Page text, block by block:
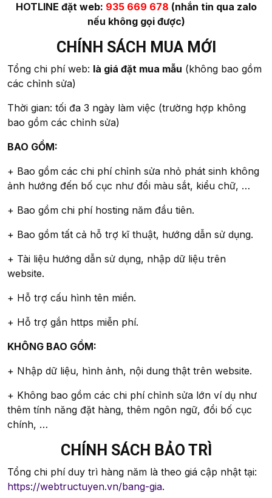
HOTLINE đặt web: 935 669 678 (nhắn tin qua zalo
nếu không gọi được)
CHÍNH SÁCH MUA MỚI
Tổng chi phí web: là giá đặt mua mẫu (không bao gồm
các chỉnh sửa)
Thời gian: tối đa 3 ngày làm việc (trường hợp không
bao gồm các chỉnh sửa)
BAO GỒM:
+ Bao gồm các chi phí chỉnh sửa nhỏ phát sinh không
ảnh hướng đến bố cục như đổi màu sắt, kiểu chữ, …
+ Bao gồm chi phí hosting năm đầu tiên.
+ Bao gồm tất cả hỗ trợ kĩ thuật, hướng dẫn sử dụng.
+ Tài liệu hướng dẫn sử dụng, nhập dữ liệu trên
website.
+ Hỗ trợ cấu hình tên miền.
+ Hỗ trợ gắn https miễn phí.
KHÔNG BAO GỒM:
+ Nhập dữ liệu, hình ảnh, nội dung thật trên website.
+ Không bao gồm các chi phí chỉnh sửa lớn ví dụ như
thêm tính năng đặt hàng, thêm ngôn ngữ, đổi bố cục
chính, …
CHÍNH SÁCH BẢO TRÌ
Tổng chi phí duy trì hàng năm là theo giá cập nhật tại:
https://webtructuyen.vn/bang-gia.